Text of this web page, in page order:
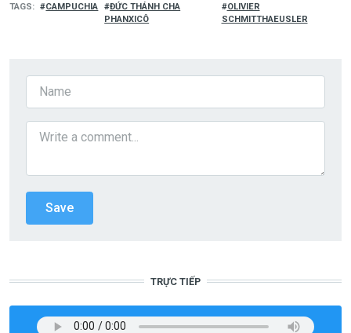
TAGS CAMPUCHIA
ĐỨC THÁNH CHA
PHANXICÔ
OLIVIER
SCHMITTHAEUSLER
TRỰC TIẾP